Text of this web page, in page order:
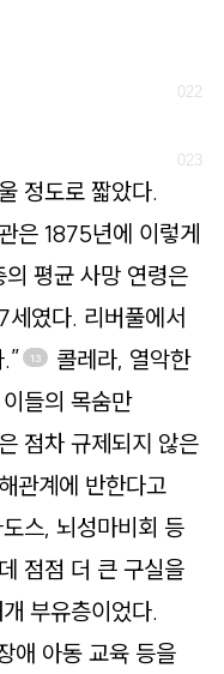
정도로 짧았다.
은 1875년에 이렇게
평균 사망 연령은
였다. 리버풀에서
13
콜레라, 열악한
들의 목숨만
점차 규제되지 않은
관계에 반한다고
스, 뇌성마비회 등
점점 더 큰 구실을
부유층이었다.
애 아동 교육 등을